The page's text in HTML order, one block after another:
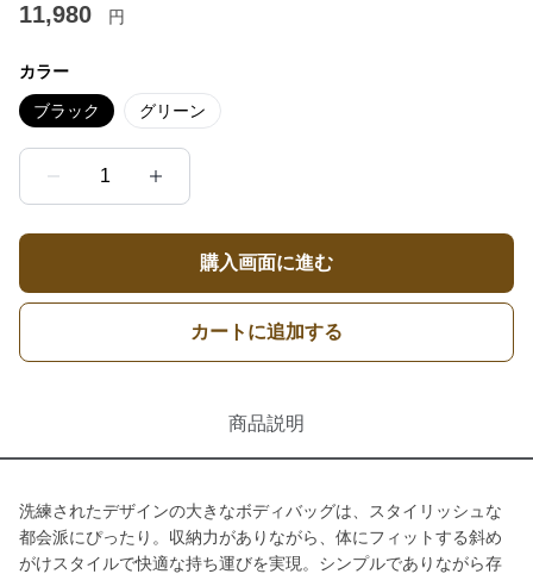
11,980 円
カラー
ブラック グリーン
1
購入画面に進む
カートに追加する
商品説明
洗練されたデザインの大きなボディバッグは、スタイリッシュな
都会派にぴったり。収納力がありながら、体にフィットする斜め
がけスタイルで快適な持ち運びを実現。シンプルでありながら存